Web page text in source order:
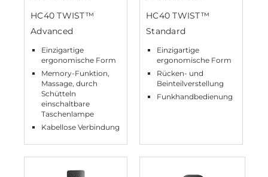
HC40 TWIST™
Advanced
Einzigartige
ergonomische Form
Memory-Funktion,
Massage, durch
Schütteln
einschaltbare
Taschenlampe
Kabellose Verbindung
HC40 TWIST™
Standard
Einzigartige
ergonomische Form
Rücken- und
Beinteilverstellung
Funkhandbedienung